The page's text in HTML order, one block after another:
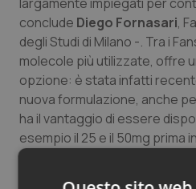
Tumore ovarico
Tumori del Polmone
Tumori
Ulcera & Reflusso
Vaccini
conclude Diego Fornasari,
degli Studi di Milano -. Tra i
molecole più utilizzate, offre
opzione: è stata infatti
nuova formulazione, anche
ha il vantaggio di essere
esempio il 25 e il 50mg prima
raccomandazione